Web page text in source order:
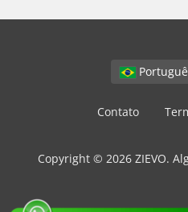
Contato
Copyright © 2026 ZIEVO.